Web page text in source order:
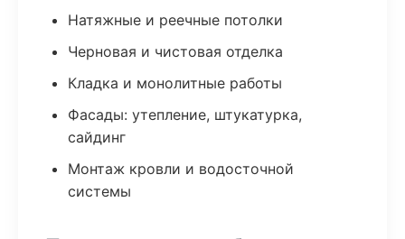
Натяжные и реечные потолки
Черновая и чистовая отделка
Кладка и монолитные работы
Фасады: утепление, штукатурка,
сайдинг
Монтаж кровли и водосточной
системы